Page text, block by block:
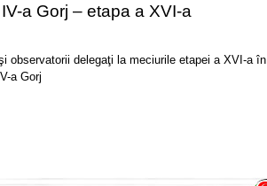
a Gorj – etapa a XVI-a
observatorii delegaţi la meciurile etapei a XVI-a în
a Gorj